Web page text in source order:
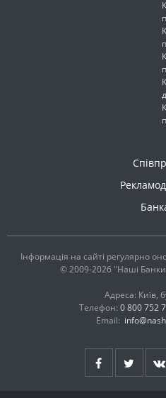
Інформація на сайті регулярно
© 2009-2026 "Наші
Адреса: Київ,
Телефон: 0 800 752
Email: